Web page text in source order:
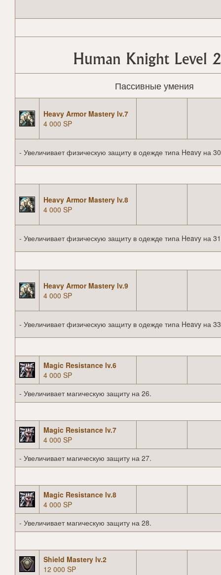
Human Knight Level
Пассивные умения
Heavy Armor Mastery lv.7
4 000 SP
- Увеличивает физическую защиту в одежде типа Heavy на
Heavy Armor Mastery lv.8
4 000 SP
- Увеличивает физическую защиту в одежде типа Heavy на
Heavy Armor Mastery lv.9
4 000 SP
- Увеличивает физическую защиту в одежде типа Heavy на
Magic Resistance lv.6
4 000 SP
- Увеличивает магическую защиту на 26.
Magic Resistance lv.7
4 000 SP
- Увеличивает магическую защиту на 27.
Magic Resistance lv.8
4 000 SP
- Увеличивает магическую защиту на 28.
Shield Mastery lv.2
12 000 SP